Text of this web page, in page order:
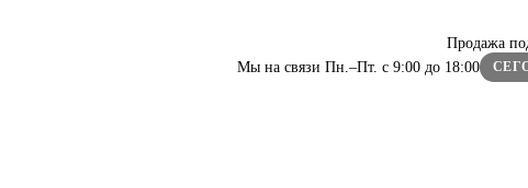
Продажа
Мы на связи Пн.–Пт. с 9:00 до 18:00